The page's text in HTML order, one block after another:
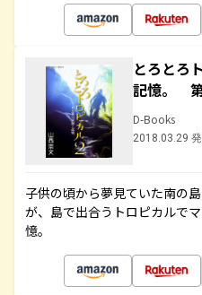
とろとろ
記憶。
D-Books
2018.03.29
子供の頃から夢見ていた南の
が、島で出合うトロピカルで
憶。